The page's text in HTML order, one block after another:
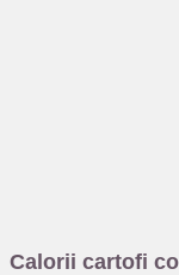
Calorii cartofi